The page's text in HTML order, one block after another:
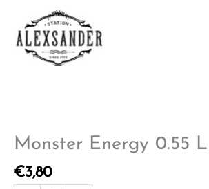
inhoud
Monster Energy 0.55 L
€3,80